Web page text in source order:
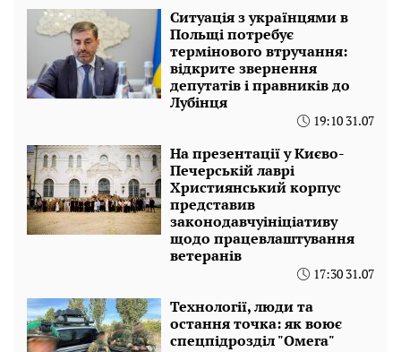
Ситуація з українцями в
Польщі потребує
термінового втручання:
відкрите звернення
депутатів і правників до
Лубінця
19:10 31.07
На презентації у Києво-
Печерській лаврі
Християнський корпус
представив
законодавчуініціативу
щодо працевлаштування
ветеранів
17:30 31.07
Технології, люди та
остання точка: як воює
спецпідрозділ "Омега"